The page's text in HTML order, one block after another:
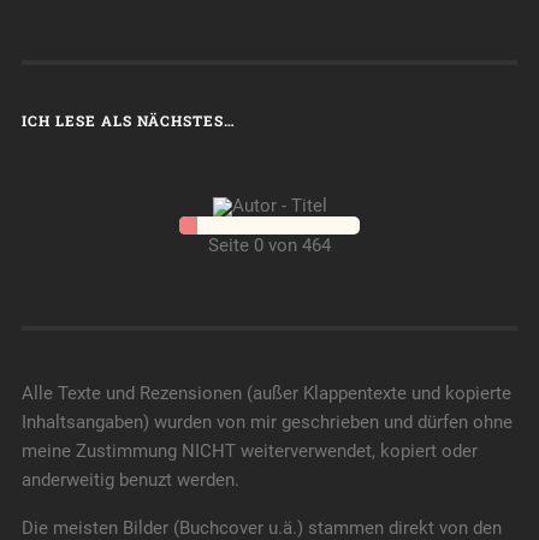
ICH LESE ALS NÄCHSTES…
Seite 0 von 464
Alle Texte und Rezensionen (außer Klappentexte und kopierte
Inhaltsangaben) wurden von mir geschrieben und dürfen ohne
meine Zustimmung NICHT weiterverwendet, kopiert oder
anderweitig benuzt werden.
Die meisten Bilder (Buchcover u.ä.) stammen direkt von den